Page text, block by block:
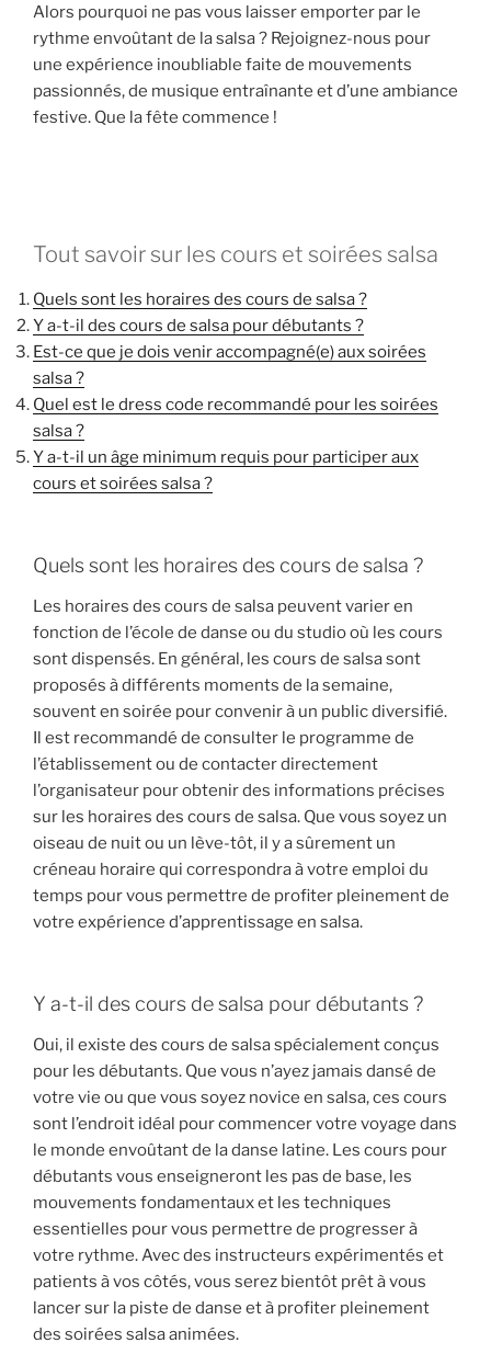
Alors pourquoi ne pas vous laisser emporter par le
rythme envoûtant de la salsa ? Rejoignez-nous pour
une expérience inoubliable faite de mouvements
passionnés, de musique entraînante et d’une ambiance
festive. Que la fête commence !
Tout savoir sur les cours et soirées salsa
Quels sont les horaires des cours de salsa ?
Y a-t-il des cours de salsa pour débutants ?
Est-ce que je dois venir accompagné(e) aux soirées
salsa ?
Quel est le dress code recommandé pour les soirées
salsa ?
Y a-t-il un âge minimum requis pour participer aux
cours et soirées salsa ?
Quels sont les horaires des cours de salsa ?
Les horaires des cours de salsa peuvent varier en
fonction de l’école de danse ou du studio où les cours
sont dispensés. En général, les cours de salsa sont
proposés à différents moments de la semaine,
souvent en soirée pour convenir à un public diversifié.
Il est recommandé de consulter le programme de
l’établissement ou de contacter directement
l’organisateur pour obtenir des informations précises
sur les horaires des cours de salsa. Que vous soyez un
oiseau de nuit ou un lève-tôt, il y a sûrement un
créneau horaire qui correspondra à votre emploi du
temps pour vous permettre de profiter pleinement de
votre expérience d’apprentissage en salsa.
Y a-t-il des cours de salsa pour débutants ?
Oui, il existe des cours de salsa spécialement conçus
pour les débutants. Que vous n’ayez jamais dansé de
votre vie ou que vous soyez novice en salsa, ces cours
sont l’endroit idéal pour commencer votre voyage dans
le monde envoûtant de la danse latine. Les cours pour
débutants vous enseigneront les pas de base, les
mouvements fondamentaux et les techniques
essentielles pour vous permettre de progresser à
votre rythme. Avec des instructeurs expérimentés et
patients à vos côtés, vous serez bientôt prêt à vous
lancer sur la piste de danse et à profiter pleinement
des soirées salsa animées.